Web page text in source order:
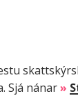
Sjá nánar»